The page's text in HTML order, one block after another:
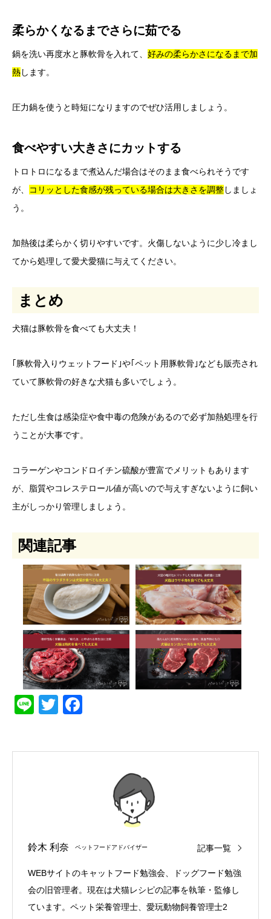
柔らかくなるまでさらに茹でる
鍋を洗い再度水と豚軟骨を入れて、 好みの柔らかさになるまで加
熱します。
圧力鍋を使うと時短になりますのでぜひ活用しましょう。
食べやすい大きさにカットする
トロトロになるまで煮込んだ場合はそのまま食べられそうです
が、
コリッとした食感が残っている場合は大きさを調整しましょ
う。
加熱後は柔らかく切りやすいです。火傷しないように少し冷まし
てから処理して愛犬愛猫に与えてください。
まとめ
犬猫は豚軟骨を食べても大丈夫！
｢豚軟骨入りウェットフード｣や｢ペット用豚軟骨｣なども販売され
ていて豚軟骨の好きな犬猫も多いでしょう。
ただし生食は感染症や食中毒の危険があるので必ず加熱処理を行
うことが大事です。
コラーゲンやコンドロイチン硫酸が豊富でメリットもあります
が、脂質やコレステロール値が高いので与えすぎないように飼い
主がしっかり管理しましょう。
関連記事
LineTwitter
鈴木 利奈 ペットフードアドバイザー 記事一覧
WEBサイトのキャットフード勉強会、ドッグフード勉強
会の旧管理者。現在は犬猫レシピの記事を執筆・監修し
ています。ペット栄養管理士、愛玩動物飼養管理士2